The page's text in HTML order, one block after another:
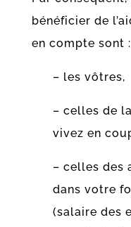
bénéficier de
en compte sont :
– les vôtres,
– celles de
vivez en
– celles des
dans votre
(salaire des